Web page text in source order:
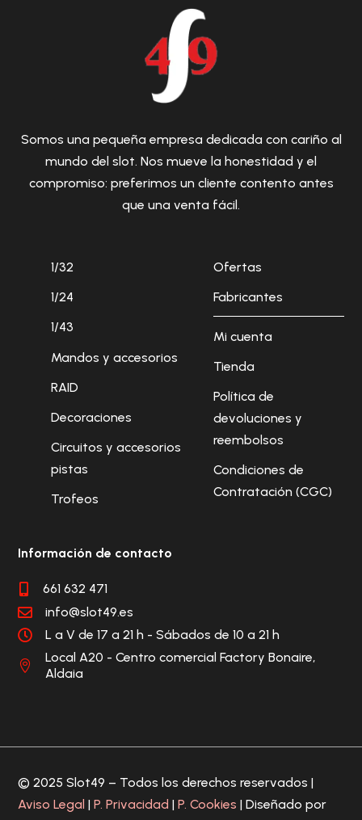
Somos una pequeña empresa dedicada con cariño al
mundo del slot. Nos mueve la honestidad y el
compromiso: preferimos un cliente contento antes
que una venta fácil.
1/32
1/24
1/43
Mandos y accesorios
RAID
Decoraciones
Circuitos y accesorios
pistas
Trofeos
Ofertas
Fabricantes
Mi cuenta
Tienda
Política de
devoluciones y
reembolsos
Condiciones de
Contratación (CGC)
Información de contacto
 661 632 471
 info@slot49.es
 L a V de 17 a 21 h - Sábados de 10 a 21 h

Local A20 - Centro comercial Factory Bonaire,
Aldaia
© 2025 Slot49 – Todos los derechos reservados |
Aviso Legal |P. Privacidad |P. Cookies | Diseñado por